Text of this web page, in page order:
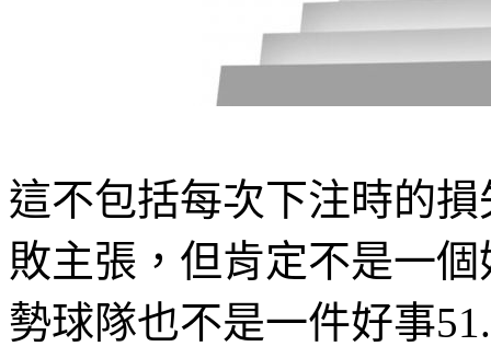
這不包括每次下注時的
敗主張，但肯定不是一
勢球隊也不是一件好事